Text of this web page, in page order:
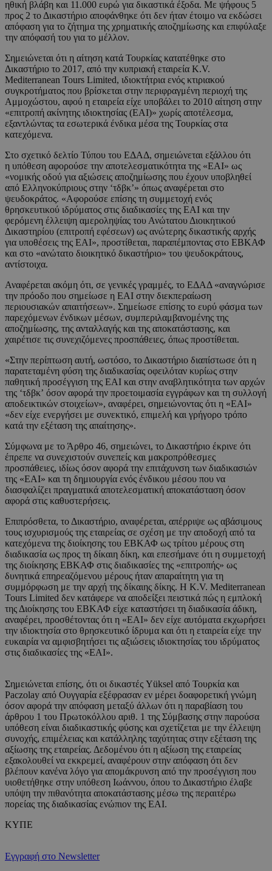
ηθική βλάβη και 11.000 ευρώ για δικαστικά έξοδα. Με ψήφους 5
προς 2 το Δικαστήριο αποφάνθηκε ότι δεν ήταν έτοιμο να εκδώσει
απόφαση για το ζήτημα της χρηματικής αποζημίωσης και επιφύλαξε
την απόφασή του για το μέλλον.
Σημειώνεται ότι η αίτηση κατά Τουρκίας κατατέθηκε στο
Δικαστήριο το 2017, από την κυπριακή εταιρεία K.V.
Mediterranean Tours Limited, ιδιοκτήτρια ενός κτιριακού
συγκροτήματος που βρίσκεται στην περιφραγμένη περιοχή της
Αμμοχώστου, αφού η εταιρεία είχε υποβάλει το 2010 αίτηση στην
«επιτροπή ακίνητης ιδιοκτησίας (ΕΑΙ)» χωρίς αποτέλεσμα,
εξαντλώντας τα εσωτερικά ένδικα μέσα της Τουρκίας στα
κατεχόμενα.
Στο σχετικό δελτίο Τύπου του ΕΔΑΔ, σημειώνεται εξάλλου ότι
η υπόθεση αφορούσε την αποτελεσματικότητα της «ΕΑΙ» ως
«νομικής οδού για αξιώσεις αποζημίωσης που έχουν υποβληθεί
από Ελληνοκύπριους στην ‘τδβκ’» όπως αναφέρεται στο
ψευδοκράτος. «Αφορούσε επίσης τη συμμετοχή ενός
θρησκευτικού ιδρύματος στις διαδικασίες της ΕΑΙ και την
φερόμενη έλλειψη αμεροληψίας του Ανώτατου Διοικητικού
Δικαστηρίου (επιτροπή εφέσεων) ως ανώτερης δικαστικής αρχής
για υποθέσεις της ΕΑΙ», προστίθεται, παραπέμποντας στο ΕΒΚΑΦ
και στο «ανώτατο διοικητικό δικαστήριο» του ψευδοκράτους,
αντίστοιχα.
Αναφέρεται ακόμη ότι, σε γενικές γραμμές, το ΕΔΑΔ «αναγνώρισε
την πρόοδο που σημείωσε η ΕΑΙ στην διεκπεραίωση
περιουσιακών απαιτήσεων». Σημείωσε επίσης το ευρύ φάσμα των
παρεχόμενων ένδικων μέσων, συμπεριλαμβανομένης της
αποζημίωσης, της ανταλλαγής και της αποκατάστασης, και
χαιρέτισε τις συνεχιζόμενες προσπάθειες, όπως προστίθεται.
«Στην περίπτωση αυτή, ωστόσο, το Δικαστήριο διαπίστωσε ότι η
παρατεταμένη φύση της διαδικασίας οφειλόταν κυρίως στην
παθητική προσέγγιση της ΕΑΙ και στην αναβλητικότητα των αρχών
της ‘τδβκ’ όσον αφορά την προετοιμασία εγγράφων και τη συλλογή
αποδεικτικών στοιχείων», αναφέρει, σημειώνοντας ότι η «ΕΑΙ»
«δεν είχε ενεργήσει με συνεκτικό, επιμελή και γρήγορο τρόπο
κατά την εξέταση της απαίτησης».
Σύμφωνα με το Άρθρο 46, σημειώνει, το Δικαστήριο έκρινε ότι
έπρεπε να συνεχιστούν συνεπείς και μακροπρόθεσμες
προσπάθειες, ιδίως όσον αφορά την επιτάχυνση των διαδικασιών
της «ΕΑΙ» και τη δημιουργία ενός ένδικου μέσου που να
διασφαλίζει πραγματικά αποτελεσματική αποκατάσταση όσον
αφορά στις καθυστερήσεις.
Επιπρόσθετα, το Δικαστήριο, αναφέρεται, απέρριψε ως αβάσιμους
τους ισχυρισμούς της εταιρείας σε σχέση με την αποδοχή από τα
κατεχόμενα της διοίκησης του ΕΒΚΑΦ ως τρίτου μέρους στη
διαδικασία ως προς τη δίκαιη δίκη, και επεσήμανε ότι η συμμετοχή
της διοίκησης ΕΒΚΑΦ στις διαδικασίες της «επιτροπής» ως
δυνητικά επηρεαζόμενου μέρους ήταν απαραίτητη για τη
συμμόρφωση με την αρχή της δίκαιης δίκης. Η K.V. Mediterranean
Tours Limited δεν κατάφερε να αποδείξει πειστικά πώς η εμπλοκή
της Διοίκησης του ΕΒΚΑΦ είχε καταστήσει τη διαδικασία άδικη,
αναφέρει, προσθέτοντας ότι η «ΕΑΙ» δεν είχε αυτόματα εκχωρήσει
την ιδιοκτησία στο θρησκευτικό ίδρυμα και ότι η εταιρεία είχε την
ευκαιρία να αμφισβητήσει τις αξιώσεις ιδιοκτησίας του ιδρύματος
στις διαδικασίες της «ΕΑΙ».
Σημειώνεται επίσης, ότι οι δικαστές Yüksel από Τουρκία και
Paczolay από Ουγγαρία εξέφρασαν εν μέρει δοαφορετική γνώμη
όσον αφορά την απόφαση μεταξύ άλλων ότι η παραβίαση του
άρθρου 1 του Πρωτοκόλλου αριθ. 1 της Σύμβασης στην παρούσα
υπόθεση είναι διαδικαστικής φύσης και σχετίζεται με την έλλειψη
συνοχής, επιμέλειας και κατάλληλης ταχύτητας στην εξέταση της
αξίωσης της εταιρείας. Δεδομένου ότι η αξίωση της εταιρείας
εξακολουθεί να εκκρεμεί, αναφέρουν στην απόφαση ότι δεν
βλέπουν κανένα λόγο για απομάκρυνση από την προσέγγιση που
υιοθετήθηκε στην υπόθεση Ιωάννου, όπου το Δικαστήριο έλαβε
υπόψη την πιθανότητα αποκατάστασης μέσω της περαιτέρω
πορείας της διαδικασίας ενώπιον της ΕΑΙ.
ΚΥΠΕ
Εγγραφή στο Newsletter